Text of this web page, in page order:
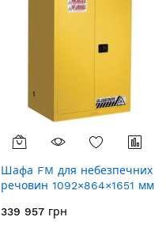
Шафа FM для небезпечних
речовин 1092×864×1651 мм
339 957 грн